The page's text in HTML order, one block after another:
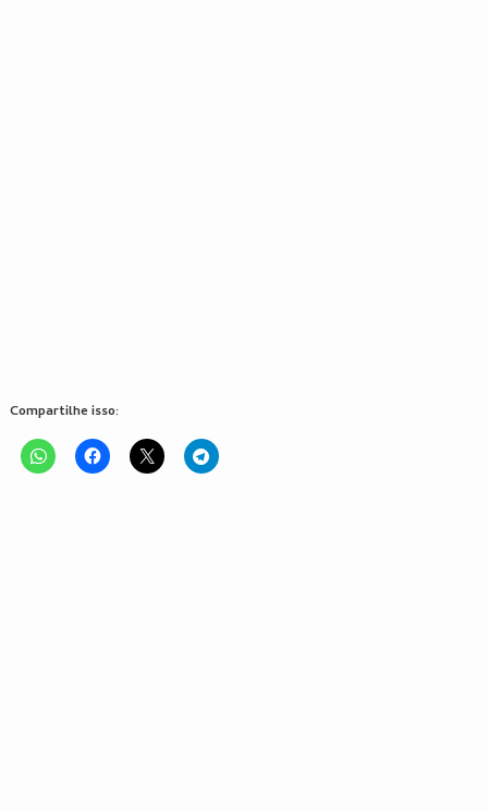
Compartilhe isso: